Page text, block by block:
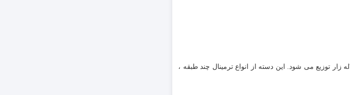
توزیع می شود. این دسته از انواع ترمینال چند طبقه ،